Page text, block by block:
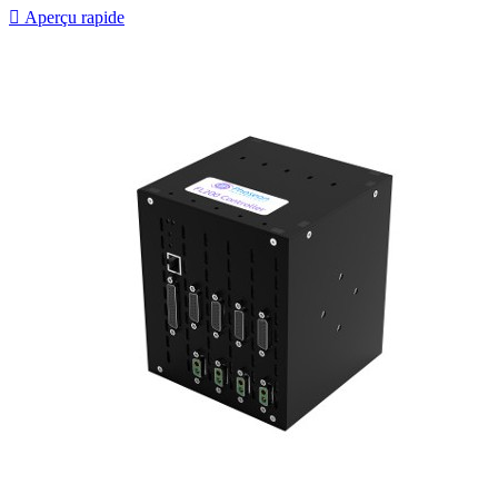
 Aperçu rapide